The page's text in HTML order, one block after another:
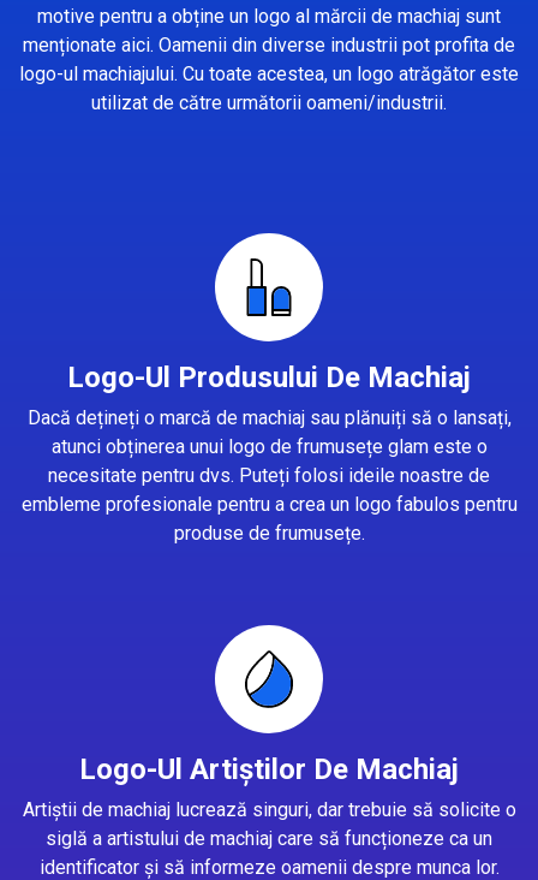
motive pentru a obține un logo al mărcii de machiaj sunt
menționate aici. Oamenii din diverse industrii pot profita de
logo-ul machiajului. Cu toate acestea, un logo atrăgător este
utilizat de către următorii oameni/industrii.
Logo-Ul Produsului De Machiaj
Dacă dețineți o marcă de machiaj sau plănuiți să o lansați,
atunci obținerea unui logo de frumusețe glam este o
necesitate pentru dvs. Puteți folosi ideile noastre de
embleme profesionale pentru a crea un logo fabulos pentru
produse de frumusețe.
Logo-Ul Artiștilor De Machiaj
Artiștii de machiaj lucrează singuri, dar trebuie să solicite o
siglă a artistului de machiaj care să funcționeze ca un
identificator și să informeze oamenii despre munca lor.